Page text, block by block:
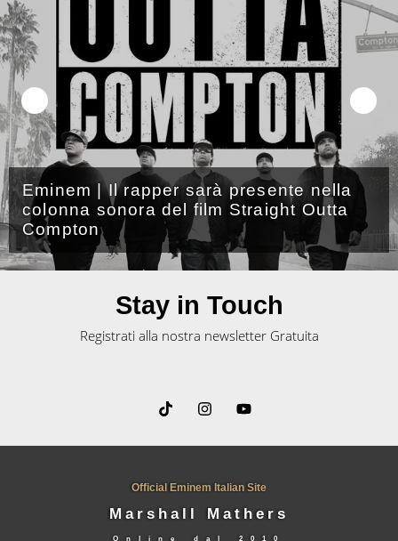
Dj Head: “Eminem ha una
non ha rilasciato con i New
Stay in Touch
Registrati alla nostra newsletter Gratuita
Official Eminem Italian Site
Marshall Mathers
Online dal 2010